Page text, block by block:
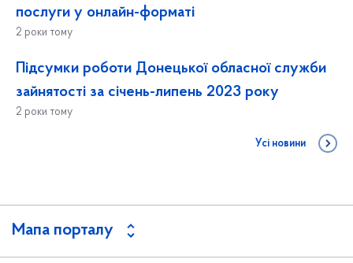
послуги у онлайн-форматі
2 роки тому
Підсумки роботи Донецької обласної служби
зайнятості за січень-липень 2023 року
2 роки тому
Усі новини
Мапа порталу